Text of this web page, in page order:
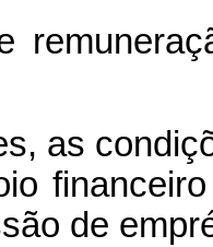
as
de